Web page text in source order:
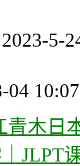
2023-5-
04 10:07
青木日
JLPT